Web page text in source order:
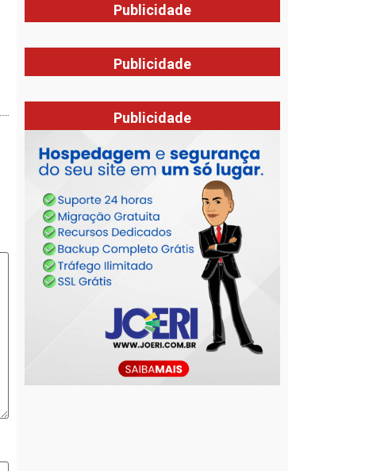
Publicidade
Publicidade
Publicidade